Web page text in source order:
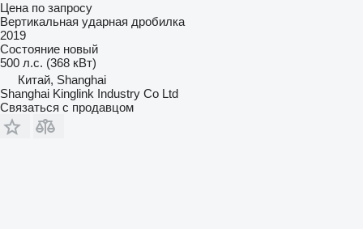
Цена по запросу
Вертикальная ударная дробилка
2019
Состояние новый
500 л.с. (368 кВт)
Китай, Shanghai
Shanghai Kinglink Industry Co Ltd
Связаться с продавцом